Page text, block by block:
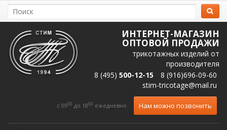
ИНТЕРНЕТ-МАГАЗИН
ОПТОВОЙ ПРОДАЖИ
трикотажных изделий от
производителя
8 (495) 500-12-15
8 (916)696-09-60
stim-tricotage@mail.ru
c 0900 до 1800 ежедневно Нам можно позвонить